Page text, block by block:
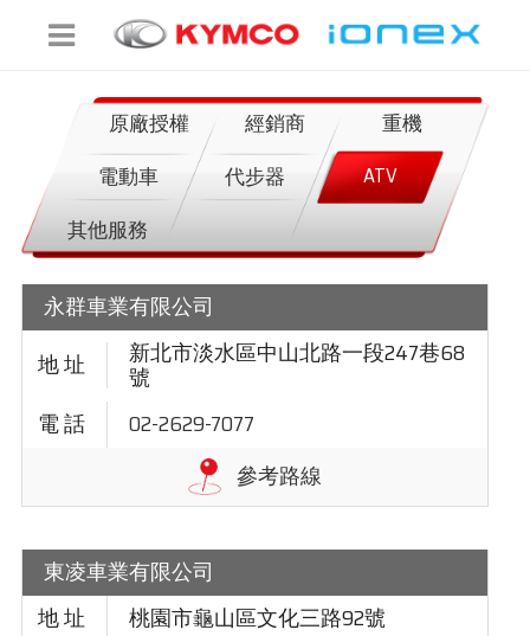
原廠授權 經銷商
重機
電動車
代步器
ATV
其他服務
永群車業有限公司
新北市淡水區中山北路一段247巷68
號
02-2629-7077
東凌車業有限公司
桃園市龜山區文化三路92號